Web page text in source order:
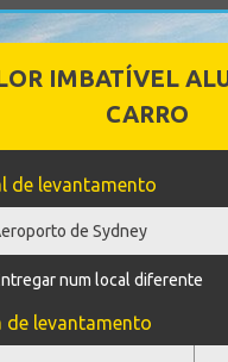
IMBATÍVEL
CARRO
de levantamento
num local diferente
de levantamento